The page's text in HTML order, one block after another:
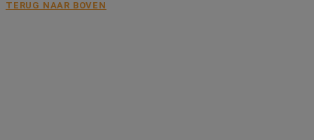
TERUG NAAR BOVEN